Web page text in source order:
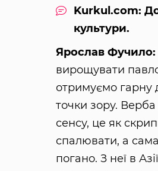
Kurkul.com:
культури.
Ярослав Фучило:
вирощувати
отримуємо гарну
точки зору.
сенсу, це як
спалювати, а
погано. З неї в